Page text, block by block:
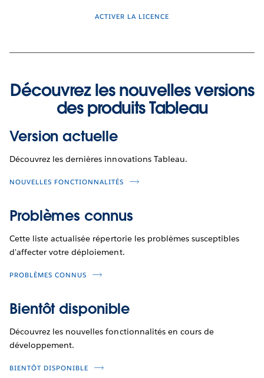
ACTIVER LA LICENCE
Découvrez les nouvelles versions
des produits Tableau
Version actuelle
Découvrez les dernières innovations Tableau.
NOUVELLES FONCTIONNALITÉS
Problèmes connus
Cette liste actualisée répertorie les problèmes susceptibles
d'affecter votre déploiement.
PROBLÈMES CONNUS
Bientôt disponible
Découvrez les nouvelles fonctionnalités en cours de
développement.
BIENTÔT DISPONIBLE